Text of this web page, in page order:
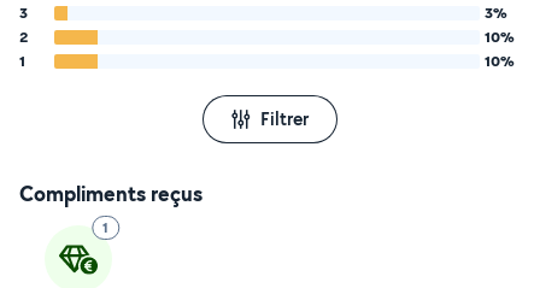
3
3%
2
10%
1
10%
Filtrer
Compliments reçus
1